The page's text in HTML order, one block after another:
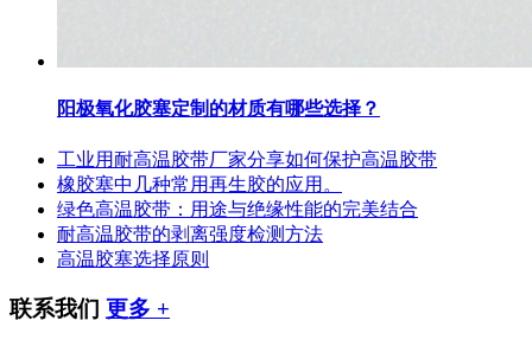
阳极氧化胶塞定制的材质有哪些选择？
工业用耐高温胶带厂家分享如何保护高温胶带
橡胶塞中几种常用再生胶的应用。
绿色高温胶带：用途与绝缘性能的完美结合
耐高温胶带的剥离强度检测方法
高温胶塞选择原则
联系我们 更多 +